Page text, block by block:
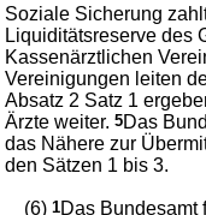
Soziale Sicherung
Liquiditätsreserve des
Kassenärztlichen
Vereinigungen leiten
Absatz 2 Satz 1
Ärzte weiter.5Das
das Nähere zur
den Sätzen 1 bis 3.
(6)1Das Bundesamt